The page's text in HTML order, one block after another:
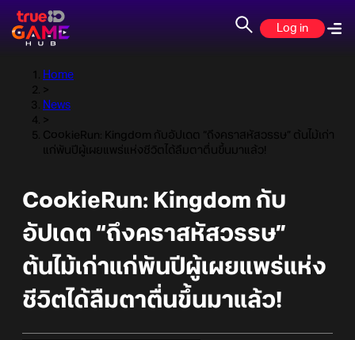
Log in
Home
>
News
>
CookieRun: Kingdom กับอัปเดต “ถึงคราสหัสวรรษ” ต้นไม้เก่า
แก่พันปีผู้เผยแพร่แห่งชีวิตได้ลืมตาตื่นขึ้นมาแล้ว!
CookieRun: Kingdom กับ
อัปเดต “ถึงคราสหัสวรรษ”
ต้นไม้เก่าแก่พันปีผู้เผยแพร่แห่ง
ชีวิตได้ลืมตาตื่นขึ้นมาแล้ว!